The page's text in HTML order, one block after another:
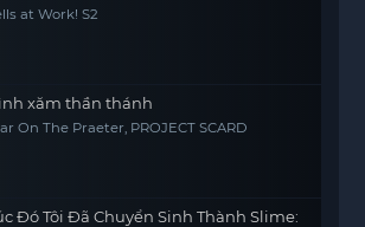
at Work! S2
xăm thần thánh
On The Praeter, PROJECT SCARD
Đó Tôi Đã Chuyển Sinh Thành Slime: